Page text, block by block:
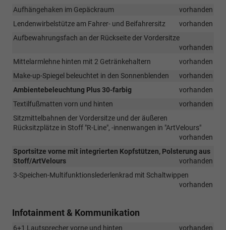
Aufhängehaken im Gepäckraum
vorhanden
Lendenwirbelstütze am Fahrer- und Beifahrersitz
vorhanden
Aufbewahrungsfach an der Rückseite der Vordersitze
vorhanden
Mittelarmlehne hinten mit 2 Getränkehaltern
vorhanden
Make-up-Spiegel beleuchtet in den Sonnenblenden
vorhanden
Ambientebeleuchtung Plus 30-farbig
vorhanden
Textilfußmatten vorn und hinten
vorhanden
Sitzmittelbahnen der Vordersitze und der äußeren
Rücksitzplätze in Stoff "R-Line", -innenwangen in "ArtVelours"
vorhanden
Sportsitze vorne mit integrierten Kopfstützen, Polsterung aus
Stoff/ArtVelours
vorhanden
3-Speichen-Multifunktionslederlenkrad mit Schaltwippen
vorhanden
Infotainment & Kommunikation
6+1 Lautsprecher vorne und hinten
vorhanden